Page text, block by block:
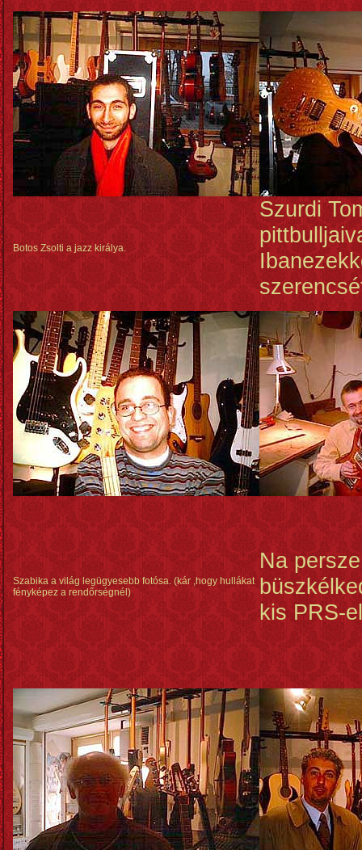
Botos Zsolti a jazz királya.
Szurdi
Szabika a világ legügyesebb fotósa. (kár ,hogy hullákat
fényképez a rendőrségnél)
Na persze
kis PRS-